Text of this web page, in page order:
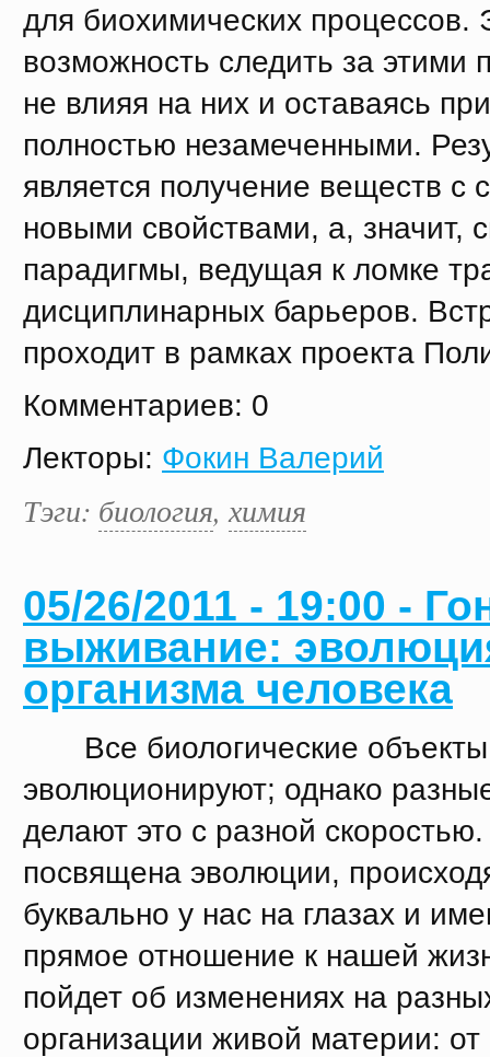
для биохимических процессов.
возможность следить за этими
не влияя на них и оставаясь
полностью незамеченными.
является получение веществ с
новыми свойствами, а, значит,
парадигмы, ведущая к ломке
дисциплинарных барьеров.
проходит в рамках проекта
Комментариев: 0
Лекторы: Фокин Валерий
Тэги: биология, химия
05/26/2011 - 19:00 -
выживание:
организма человека
Все биологические объекты
эволюционируют; однако
делают это с разной
посвящена эволюции,
буквально у нас на глазах и
прямое отношение к нашей
пойдет об изменениях на
организации живой материи: от